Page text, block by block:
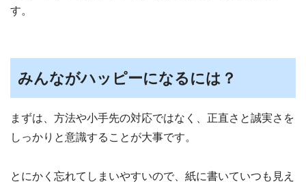
す。
みんながハッピーになるには？
まずは、方法や小手先の対応ではなく、正直さと誠実さを
しっかりと意識することが大事です。
とにかく忘れてしまいやすいので、紙に書いていつも見え